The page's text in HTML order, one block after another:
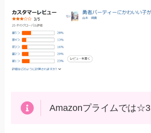
Amazonプライムでは